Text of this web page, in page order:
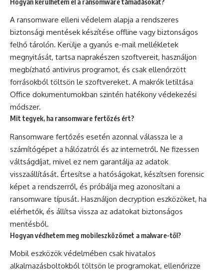
A ransomware elleni védelem alapja a rendszeres
biztonsági mentések készítése offline vagy biztonságos
felhő tárolón. Kerülje a gyanús e-mail mellékletek
megnyitását, tartsa naprakészen szoftvereit, használjon
megbízható antivirus programot, és csak ellenőrzött
forrásokból töltsön le szoftvereket. A makrók letiltása
Office dokumentumokban szintén hatékony védekezési
módszer.
Mit tegyek, ha ransomware fertőzés ért?
Ransomware fertőzés esetén azonnal válassza le a
számítógépet a hálózatról és az internetről. Ne fizessen
váltságdíjat, mivel ez nem garantálja az adatok
visszaállítását. Értesítse a hatóságokat, készítsen forensic
képet a rendszerről, és próbálja meg azonosítani a
ransomware típusát. Használjon decryption eszközöket, ha
elérhetők, és állítsa vissza az adatokat biztonságos
mentésből.
Hogyan védhetem meg mobileszközömet a malware-től?
Mobil eszközök védelmében csak hivatalos
alkalmazásboltokból töltsön le programokat, ellenőrizze